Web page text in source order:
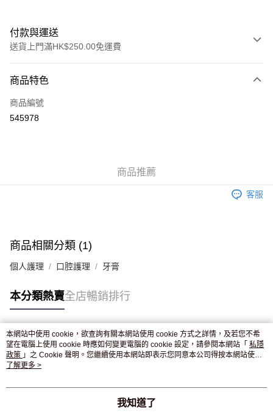
付款與運送
送貨上門滿HK$250.00免運費
信用卡
Apple Pay
付款後門市自取，訂單確認後2-4個工作天到店，7天內取。逾期後
商品特色
商品編號
545978
商品推薦
客服
商品相關分類 (1)
個人護理 口腔護理 牙膏
本分類熱賣全店暢銷排行
熱門標籤
熱銷排行
本網站中使用 cookie，欲查詢有關本網站使用 cookie 方式之詳情，及若您不希
望在電腦上使用 cookie 時應如何變更電腦的 cookie 設定，請參閱本網站「 私隱
政策 」之 Cookie 聲明。您繼續使用本網站即表示您同意本公司得按本網站使用
條款之 Cookie 聲明使用 cookie。
了解更多 >
我知道了